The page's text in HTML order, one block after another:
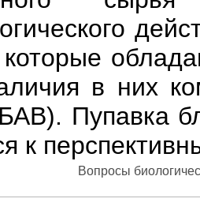
которые
в них
Пупавка
к
Вопросы